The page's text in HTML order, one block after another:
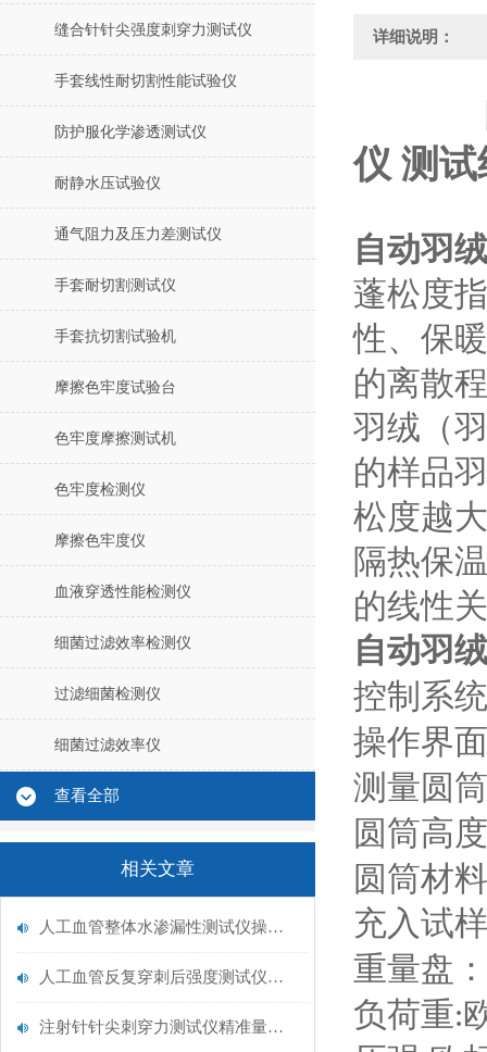
缝合针针尖强度刺穿力测试仪
手套线性耐切割性能试验仪
防护服化学渗透测试仪
耐静水压试验仪
通气阻力及压力差测试仪
手套耐切割测试仪
手套抗切割试验机
摩擦色牢度试验台
色牢度摩擦测试机
色牢度检测仪
摩擦色牢度仪
血液穿透性能检测仪
细菌过滤效率检测仪
过滤细菌检测仪
细菌过滤效率仪
查看全部
相关文章
人工血管整体水渗漏性测试仪操作中最容易出错的步骤
人工血管反复穿刺后强度测试仪是什么？透析患者的“生命管“质量靠它把关！
注射针针尖刺穿力测试仪精准量化针尖锋利度，构筑临床安全防线
详细说明：
仪 测
自动羽
蓬松度
性、保
的离散
羽绒（
的样品
松度越
隔热保
的线性
自动羽
控制系
操作界
测量圆
圆筒高度
圆筒材
充入试
重量盘
负荷重: